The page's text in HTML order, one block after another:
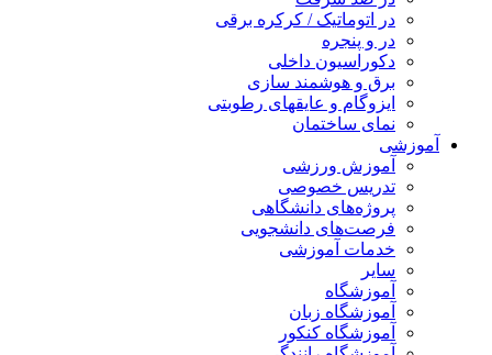
در اتوماتیک / کرکره برقی
در و پنجره
دکوراسیون داخلی
برق و هوشمند سازی
ایزوگام و عایقهای رطوبتی
نمای ساختمان
آموزشی
آموزش ورزشی
تدریس خصوصی
پروژه‌های دانشگاهی
فرصت‌های دانشجویی
خدمات آموزشی
سایر
آموزشگاه
آموزشگاه زبان
آموزشگاه کنکور